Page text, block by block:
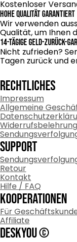
Kostenloser
Hohe Qualität garantiert
Wir verwenden
Qualität, um Ihnen
14-tägige Geld-zurück-
Nicht zufrieden?
Tagen zurück und
RECHTLICHES
Impressum
Allgemeine
Support
Retour
Kontakt
Hilfe / FAQ
Kooperationen
Für
Affiliate
DESKYOU ©